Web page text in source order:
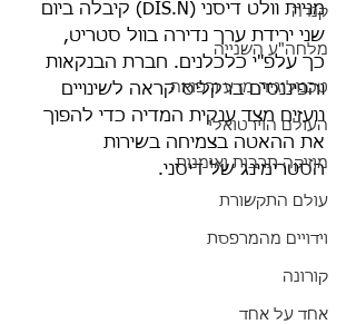
קנדה
מלחה"ע השנייה
טכנולוגיה מדע ורפואה
העולם הוירטואלי
מוזיקה תרבות ואומנות
עולם התקשורת
וידויים מהמרפסת
קורונה
אחד על אחד
מניית וולט דיסני (DIS.N) קיבלה ביום
שני ירידת ערך נדירה בוול סטריט,
כך עלפ"י כלכלנים. חברת הבנקאות
והפיננסים ברקליס קראה לשינויים
נועזים מצד ענקית המדיה כדי להפוך
את ההאטה בצמיחה בשירות
הסטרימינג של דיסני.